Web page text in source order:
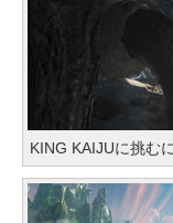
KING KAIJUに挑む